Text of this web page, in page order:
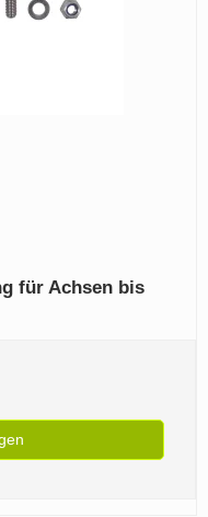
für Achsen bis